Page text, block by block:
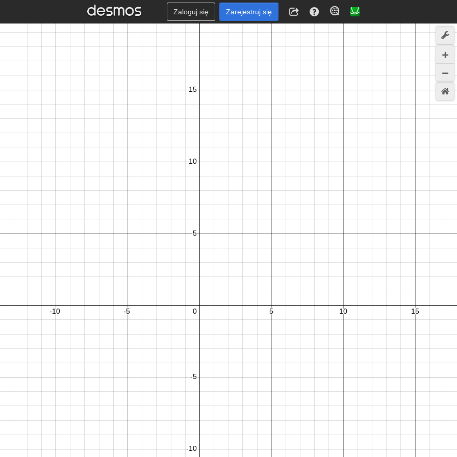
Zaloguj się Zarejestruj się